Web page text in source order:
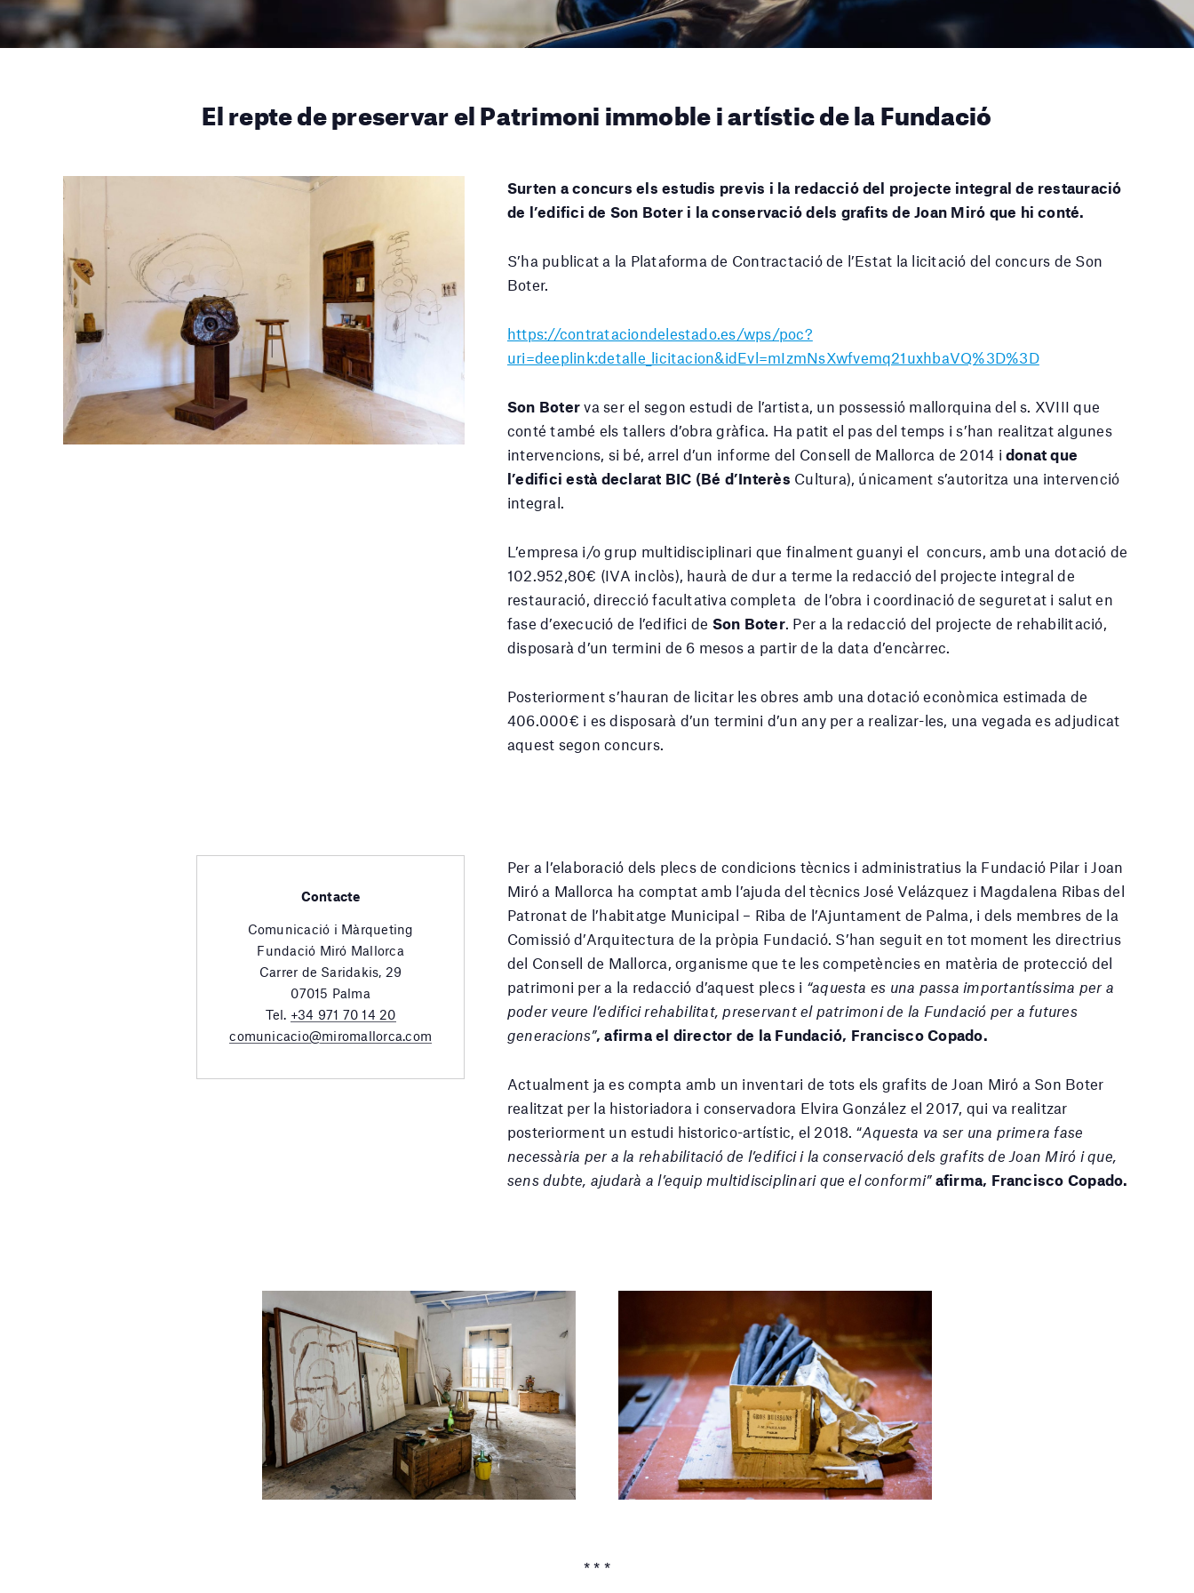
El repte de preservar el Patrimoni immoble i artístic de la Fundació
Surten a concurs els estudis previs i la redacció del projecte integral de restauració
de l’edifici de Son Boter i la conservació dels grafits de Joan Miró que hi conté.
S’ha publicat a la Plataforma de Contractació de l’Estat la licitació del concurs de Son
Boter.
https://contrataciondelestado.es/wps/poc?
uri=deeplink:detalle_licitacion&idEvl=mIzmNsXwfvemq21uxhbaVQ%3D%3D
Son Boter va ser el segon estudi de l’artista, un possessió mallorquina del s. XVIII que
conté també els tallers d’obra gràfica. Ha patit el pas del temps i s’han realitzat algunes
intervencions, si bé, arrel d’un informe del Consell de Mallorca de 2014 i donat que
l’edifici està declarat BIC (Bé d’Interès Cultura), únicament s’autoritza una intervenció
integral.
L’empresa i/o grup multidisciplinari que finalment guanyi el concurs, amb una dotació de
102.952,80€ (IVA inclòs), haurà de dur a terme la redacció del projecte integral de
restauració, direcció facultativa completa de l’obra i coordinació de seguretat i salut en
fase d’execució de l’edifici de Son Boter. Per a la redacció del projecte de rehabilitació,
disposarà d’un termini de 6 mesos a partir de la data d’encàrrec.
Posteriorment s’hauran de licitar les obres amb una dotació econòmica estimada de
406.000€ i es disposarà d’un termini d’un any per a realizar-les, una vegada es adjudicat
aquest segon concurs.
Contacte
Comunicació i Màrqueting
Fundació Miró Mallorca
Carrer de Saridakis, 29
07015 Palma
Tel. +34 971 70 14 20
comunicacio@miromallorca.com
Per a l’elaboració dels plecs de condicions tècnics i administratius la Fundació Pilar i Joan
Miró a Mallorca ha comptat amb l’ajuda del tècnics José Velázquez i Magdalena Ribas del
Patronat de l’habitatge Municipal – Riba de l’Ajuntament de Palma, i dels membres de la
Comissió d’Arquitectura de la pròpia Fundació. S’han seguit en tot moment les directrius
del Consell de Mallorca, organisme que te les competències en matèria de protecció del
patrimoni per a la redacció d’aquest plecs i “aquesta es una passa importantíssima per a
poder veure l’edifici rehabilitat, preservant el patrimoni de la Fundació per a futures
generacions”, afirma el director de la Fundació, Francisco Copado.
Actualment ja es compta amb un inventari de tots els grafits de Joan Miró a Son Boter
realitzat per la historiadora i conservadora Elvira González el 2017, qui va realitzar
posteriorment un estudi historico-artístic, el 2018. “Aquesta va ser una primera fase
necessària per a la rehabilitació de l’edifici i la conservació dels grafits de Joan Miró i que,
sens dubte, ajudarà a l’equip multidisciplinari que el conformi” afirma, Francisco Copado.
* * *